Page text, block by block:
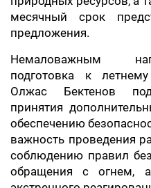
месячный срок
предложения.
Немаловажным
подготовка к
Олжас Бектенов
принятия
обеспечению
важность проведения
соблюдению правил
обращения с огнем,